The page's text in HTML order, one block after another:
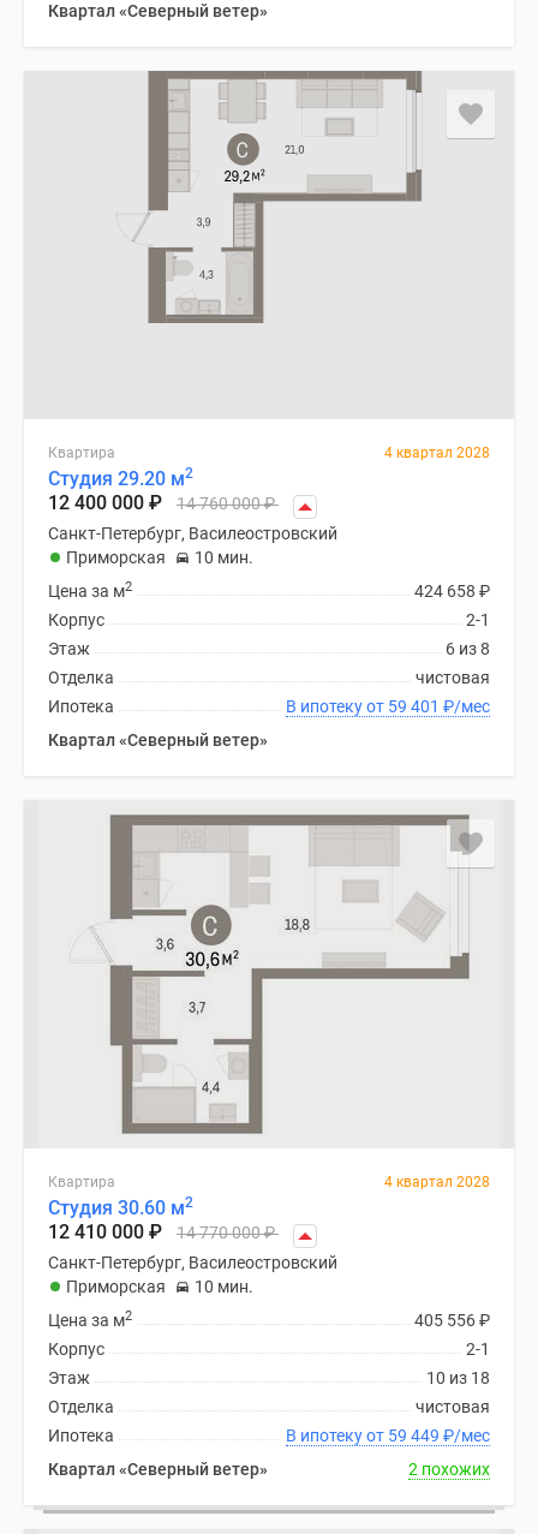
Квартал «Северный ветер»
Квартира 4 квартал 2028
Студия 29.20 м2
12 400 000 ₽ 14 760 000₽
Санкт-Петербург, Василеостровский
Приморская
10 мин.
424 658 ₽
Цена за м2
2-1
Корпус
6 из 8
Этаж
чистовая
Отделка
В ипотеку от 59 401 ₽/мес
Ипотека
Квартал «Северный ветер»
Квартира 4 квартал 2028
Студия 30.60 м2
12 410 000 ₽ 14 770 000₽
Санкт-Петербург, Василеостровский
Приморская
10 мин.
405 556₽
Цена за м2
2-1
Корпус
10 из 18
Этаж
чистовая
Отделка
В ипотеку от 59 449 ₽/мес
Ипотека
Квартал «Северный ветер»
2 похожих